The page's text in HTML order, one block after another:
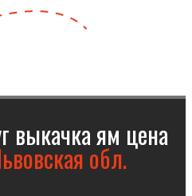
выкачка ям цена
обл.